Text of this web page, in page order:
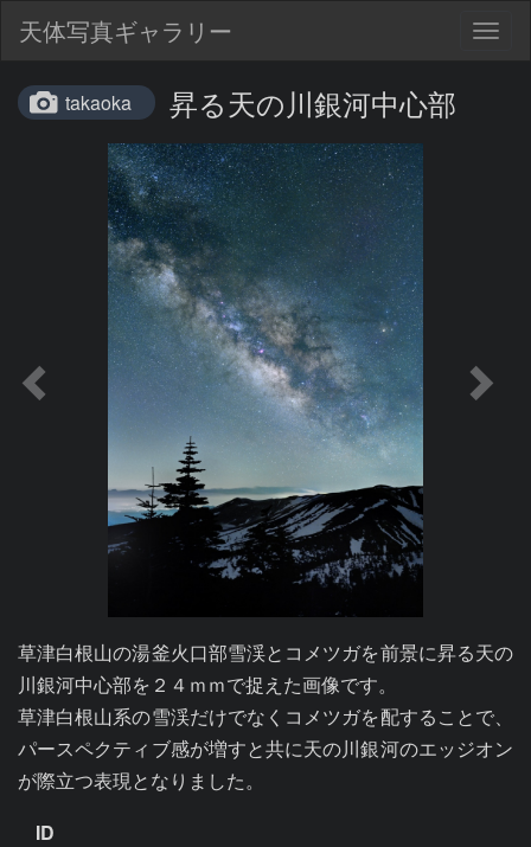
天体写真ギャラリー
takaoka 昇る天の川銀河中心部
草津白根山の湯釜火口部雪渓とコメツガを前景に昇る天の
川銀河中心部を２４ｍｍで捉えた画像です。
草津白根山系の雪渓だけでなくコメツガを配することで、
パースペクティブ感が増すと共に天の川銀河のエッジオン
が際立つ表現となりました。
ID